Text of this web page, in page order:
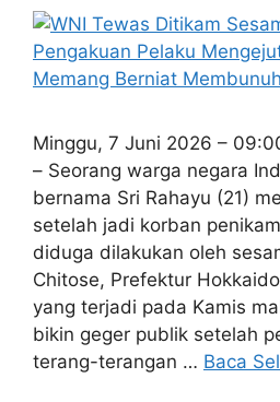
Minggu, 7 Juni 2026 –
– Seorang warga negara
bernama Sri Rahayu (21)
setelah jadi korban
diduga dilakukan oleh
Chitose, Prefektur
yang terjadi pada Kamis
bikin geger publik setelah
terang-terangan … Baca